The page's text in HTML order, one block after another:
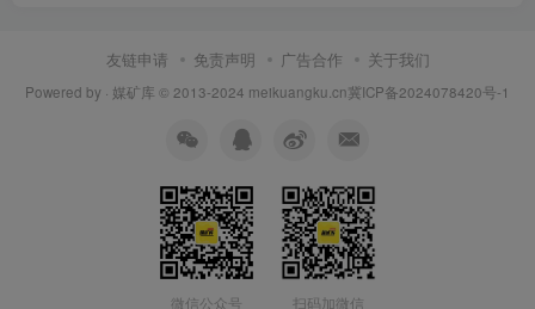
友链申请 免责声明 广告合作 关于我们
Powered by · 媒矿库 © 2013-2024 meikuangku.cn冀ICP备2024078420号-1
微信公众号 扫码加微信